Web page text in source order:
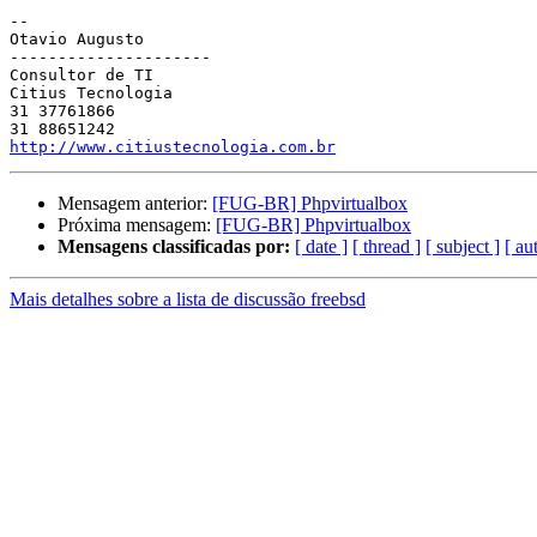
--
Otavio Augusto
---------------------
Consultor de TI
Citius Tecnologia
31 37761866
http://www.citiustecnologia.com.br
Mensagem anterior: [FUG-BR] Phpvirtualbox
Próxima mensagem: [FUG-BR] Phpvirtualbox
Mensagens classificadas por: [ date ] [ thread ] [ subject ] [
Mais detalhes sobre a lista de discussão freebsd